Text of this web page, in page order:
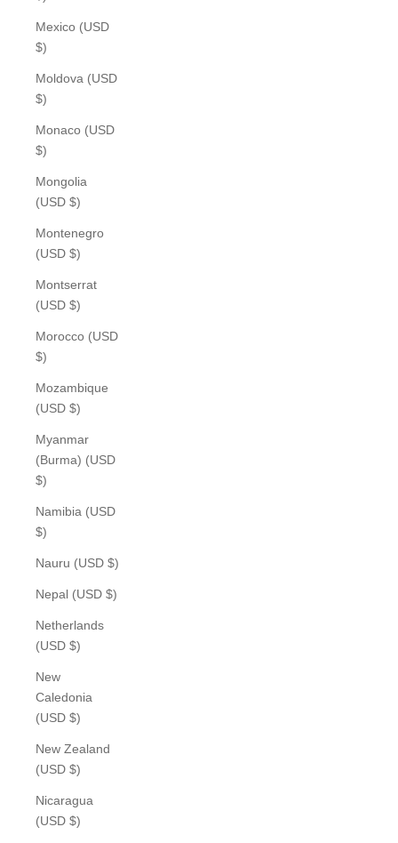
Mexico (USD
$)
Moldova (USD
$)
Monaco (USD
$)
Mongolia
(USD $)
Montenegro
(USD $)
Montserrat
(USD $)
Morocco (USD
$)
Mozambique
(USD $)
Myanmar
(Burma) (USD
$)
Namibia (USD
$)
Nauru (USD $)
Nepal (USD $)
Netherlands
(USD $)
New
Caledonia
(USD $)
New Zealand
(USD $)
Nicaragua
(USD $)